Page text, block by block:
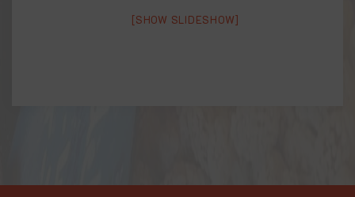
[SHOW SLIDESHOW]